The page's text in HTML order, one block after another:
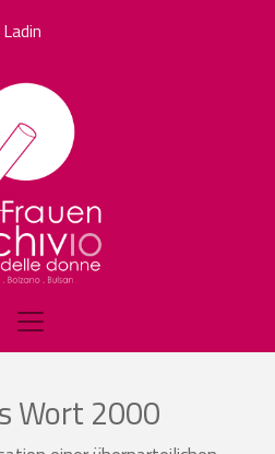
Ladin
Wort 2000